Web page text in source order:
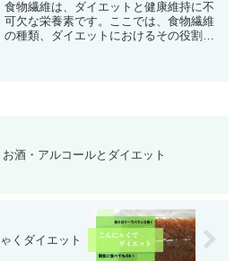
食物繊維は、ダイエットと健康維持に不
可欠な栄養素です。ここでは、食物繊維
の種類、ダイエットにおけるその役割、
お酒・アルコールとダイエット
くダイエット